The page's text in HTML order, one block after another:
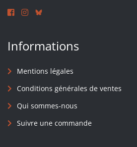
Informations
Mentions légales
Conditions générales de ventes
Qui sommes-nous
Suivre une commande